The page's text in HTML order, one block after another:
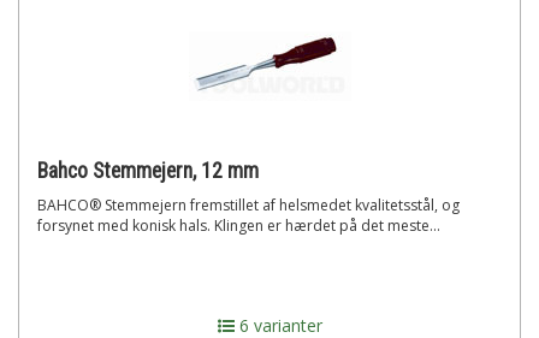
Bahco Stemmejern, 12 mm
BAHCO® Stemmejern fremstillet af helsmedet kvalitetsstål, og
forsynet med konisk hals. Klingen er hærdet på det meste...
6 varianter